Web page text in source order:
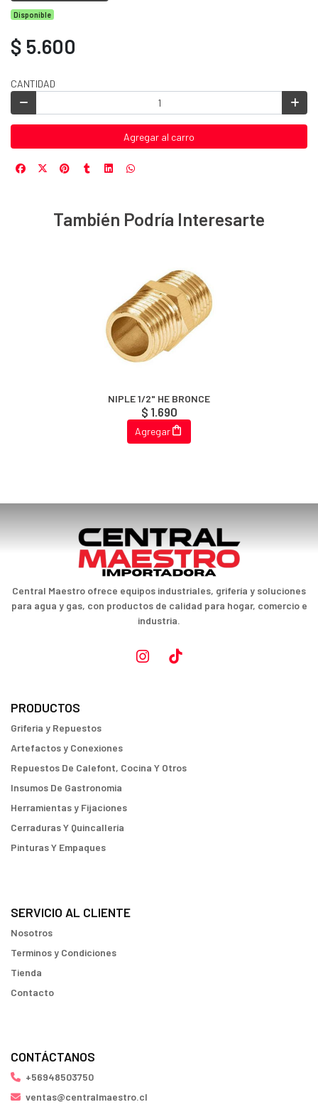
Disponible
$ 5.600
CANTIDAD
Agregar al carro
También Podría Interesarte
NIPLE 1/2" HE BRONCE
$ 1.690
Agregar
Central Maestro ofrece equipos industriales, grifería y soluciones
para agua y gas, con productos de calidad para hogar, comercio e
industria.
PRODUCTOS
Griferia y Repuestos
Artefactos y Conexiones
Repuestos De Calefont, Cocina Y Otros
Insumos De Gastronomia
Herramientas y Fijaciones
Cerraduras Y Quincallería
Pinturas Y Empaques
SERVICIO AL CLIENTE
Nosotros
Terminos y Condiciones
Tienda
Contacto
CONTÁCTANOS
+56948503750
ventas@centralmaestro.cl